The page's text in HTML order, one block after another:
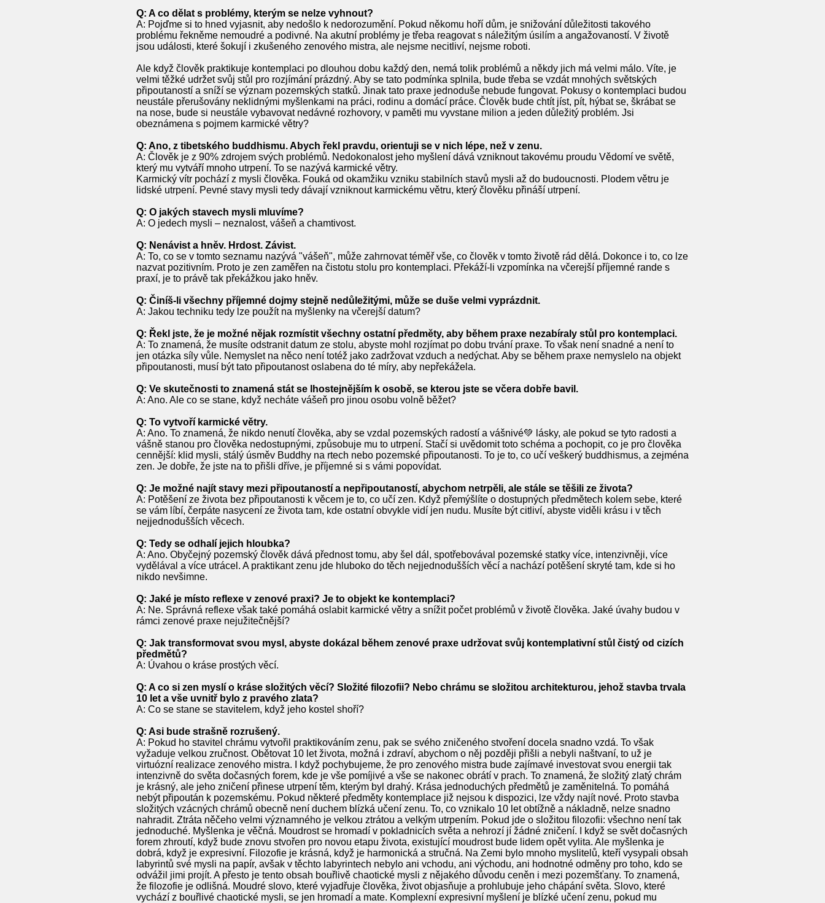
Q: A co dělat s problémy, kterým se nelze vyhnout?
A: Pojďme si to hned vyjasnit, aby nedošlo k nedorozumění. Pokud někomu hoří dům, je snižování důležitosti takového
problému řekněme nemoudré a podivné. Na akutní problémy je třeba reagovat s náležitým úsilím a angažovaností. V životě
jsou události, které šokují i zkušeného zenového mistra, ale nejsme necitliví, nejsme roboti.
Ale když člověk praktikuje kontemplaci po dlouhou dobu každý den, nemá tolik problémů a někdy jich má velmi málo. Víte, je
velmi těžké udržet svůj stůl pro rozjímání prázdný. Aby se tato podmínka splnila, bude třeba se vzdát mnohých světských
připoutaností a sníží se význam pozemských statků. Jinak tato praxe jednoduše nebude fungovat. Pokusy o kontemplaci budou
neustále přerušovány neklidnými myšlenkami na práci, rodinu a domácí práce. Člověk bude chtít jíst, pít, hýbat se, škrábat se
na nose, bude si neustále vybavovat nedávné rozhovory, v paměti mu vyvstane milion a jeden důležitý problém. Jsi
obeznámena s pojmem karmické větry?
Q: Ano, z tibetského buddhismu. Abych řekl pravdu, orientuji se v nich lépe, než v zenu.
A: Člověk je z 90% zdrojem svých problémů. Nedokonalost jeho myšlení dává vzniknout takovému proudu Vědomí ve světě,
který mu vytváří mnoho utrpení. To se nazývá karmické větry.
Karmický vítr pochází z mysli člověka. Fouká od okamžiku vzniku stabilních stavů mysli až do budoucnosti. Plodem větru je
lidské utrpení. Pevné stavy mysli tedy dávají vzniknout karmickému větru, který člověku přináší utrpení.
Q: O jakých stavech mysli mluvíme?
A: O jedech mysli – neznalost, vášeň a chamtivost.
Q: Nenávist a hněv. Hrdost. Závist.
A: To, co se v tomto seznamu nazývá "vášeň", může zahrnovat téměř vše, co člověk v tomto životě rád dělá. Dokonce i to, co lze
nazvat pozitivním. Proto je zen zaměřen na čistotu stolu pro kontemplaci. Překáží-li vzpomínka na včerejší příjemné rande s
praxí, je to právě tak překážkou jako hněv.
Q: Činíš-li všechny příjemné dojmy stejně nedůležitými, může se duše velmi vyprázdnit.
A: Jakou techniku tedy lze použít na myšlenky na včerejší datum?
Q: Řekl jste, že je možné nějak rozmístit všechny ostatní předměty, aby během praxe nezabíraly stůl pro kontemplaci.
A: To znamená, že musíte odstranit datum ze stolu, abyste mohl rozjímat po dobu trvání praxe. To však není snadné a není to
jen otázka síly vůle. Nemyslet na něco není totéž jako zadržovat vzduch a nedýchat. Aby se během praxe nemyslelo na objekt
připoutanosti, musí být tato připoutanost oslabena do té míry, aby nepřekážela.
Q: Ve skutečnosti to znamená stát se lhostejnějším k osobě, se kterou jste se včera dobře bavil.
A: Ano. Ale co se stane, když necháte vášeň pro jinou osobu volně běžet?
Q: To vytvoří karmické větry.
A: Ano. To znamená, že nikdo nenutí člověka, aby se vzdal pozemských radostí a vášnivé💚 lásky, ale pokud se tyto radosti a
vášně stanou pro člověka nedostupnými, způsobuje mu to utrpení. Stačí si uvědomit toto schéma a pochopit, co je pro člověka
cennější: klid mysli, stálý úsměv Buddhy na rtech nebo pozemské připoutanosti. To je to, co učí veškerý buddhismus, a zejména
zen. Je dobře, že jste na to přišli dříve, je příjemné si s vámi popovídat.
Q: Je možné najít stavy mezi připoutaností a nepřipoutaností, abychom netrpěli, ale stále se těšili ze života?
A: Potěšení ze života bez připoutanosti k věcem je to, co učí zen. Když přemýšlíte o dostupných předmětech kolem sebe, které
se vám líbí, čerpáte nasycení ze života tam, kde ostatní obvykle vidí jen nudu. Musíte být citliví, abyste viděli krásu i v těch
nejjednodušších věcech.
Q: Tedy se odhalí jejich hloubka?
A: Ano. Obyčejný pozemský člověk dává přednost tomu, aby šel dál, spotřebovával pozemské statky více, intenzivněji, více
vydělával a více utrácel. A praktikant zenu jde hluboko do těch nejjednodušších věcí a nachází potěšení skryté tam, kde si ho
nikdo nevšimne.
Q: Jaké je místo reflexe v zenové praxi? Je to objekt ke kontemplaci?
A: Ne. Správná reflexe však také pomáhá oslabit karmické větry a snížit počet problémů v životě člověka. Jaké úvahy budou v
rámci zenové praxe nejužitečnější?
Q: Jak transformovat svou mysl, abyste dokázal během zenové praxe udržovat svůj kontemplativní stůl čistý od cizích
předmětů?
A: Úvahou o kráse prostých věcí.
Q: A co si zen myslí o kráse složitých věcí? Složité filozofii? Nebo chrámu se složitou architekturou, jehož stavba trvala
10 let a vše uvnitř bylo z pravého zlata?
A: Co se stane se stavitelem, když jeho kostel shoří?
Q: Asi bude strašně rozrušený.
A: Pokud ho stavitel chrámu vytvořil praktikováním zenu, pak se svého zničeného stvoření docela snadno vzdá. To však
vyžaduje velkou zručnost. Obětovat 10 let života, možná i zdraví, abychom o něj později přišli a nebyli naštvaní, to už je
virtuózní realizace zenového mistra. I když pochybujeme, že pro zenového mistra bude zajímavé investovat svou energii tak
intenzivně do světa dočasných forem, kde je vše pomíjivé a vše se nakonec obrátí v prach. To znamená, že složitý zlatý chrám
je krásný, ale jeho zničení přinese utrpení těm, kterým byl drahý. Krása jednoduchých předmětů je zaměnitelná. To pomáhá
nebýt připoután k pozemskému. Pokud některé předměty kontemplace již nejsou k dispozici, lze vždy najít nové. Proto stavba
složitých vzácných chrámů obecně není duchem blízká učení zenu. To, co vznikalo 10 let obtížně a nákladně, nelze snadno
nahradit. Ztráta něčeho velmi významného je velkou ztrátou a velkým utrpením. Pokud jde o složitou filozofii: všechno není tak
jednoduché. Myšlenka je věčná. Moudrost se hromadí v pokladnicích světa a nehrozí jí žádné zničení. I když se svět dočasných
forem zhroutí, když bude znovu stvořen pro novou etapu života, existující moudrost bude lidem opět vylita. Ale myšlenka je
dobrá, když je expresivní. Filozofie je krásná, když je harmonická a stručná. Na Zemi bylo mnoho myslitelů, kteří vysypali obsah
labyrintů své mysli na papír, avšak v těchto labyrintech nebylo ani vchodu, ani východu, ani hodnotné odměny pro toho, kdo se
odvážil jimi projít. A přesto je tento obsah bouřlivě chaotické mysli z nějakého důvodu ceněn i mezi pozemšťany. To znamená,
že filozofie je odlišná. Moudré slovo, které vyjadřuje člověka, život objasňuje a prohlubuje jeho chápání světa. Slovo, které
vychází z bouřlivé chaotické mysli, se jen hromadí a mate. Komplexní expresivní myšlení je blízké učení zenu, pokud mu